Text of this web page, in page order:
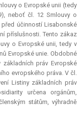
o Evropské unii (tedy
neboť čl. 12 Smlouvy o
účinností Lisabonské
příslušnosti. Tento zákaz
o Evropské unii, tedy v
Evropské unie. Obdobné
práv Evropské
evropského práva. V čl.
Listiny základních práv
určena orgánům,
státům, výhradně